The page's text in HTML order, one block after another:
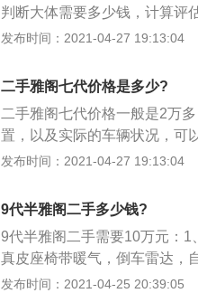
判断大体需要多少钱，计算评
5%）×（1-15%）×（1-15%）
和审车费用按时间比例加上去
把）、说明书、工具箱、灭火
保养、维修维护的，可适当提
再在现在市值价上折价30%-
发布时间：2021-04-27 19:13:04
二手雅阁七代价格是多少?
二手雅阁七代价格一般是2万
置，以及实际的车辆状况，可
与运转情况，查看发动机外观
发动机没有调校好；蓝色说明
3、检查车辆行驶性能，查验
常的一挡，假如发动机未像正
发布时间：2021-04-27 19:13:04
9代半雅阁二手多少钱?
9代半雅阁二手需要10万元：1
真皮座椅带暖气，倒车雷达，
些配置是足够的，但更多的提
发布时间：2021-04-25 20:39:05